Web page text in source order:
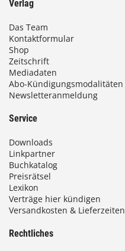
Verlag
Das Team
Kontaktformular
Shop
Zeitschrift
Mediadaten
Abo-Kündigungsmodalitäten
Newsletteranmeldung
Service
Downloads
Linkpartner
Buchkatalog
Preisrätsel
Lexikon
Verträge hier kündigen
Versandkosten & Lieferzeiten
Rechtliches